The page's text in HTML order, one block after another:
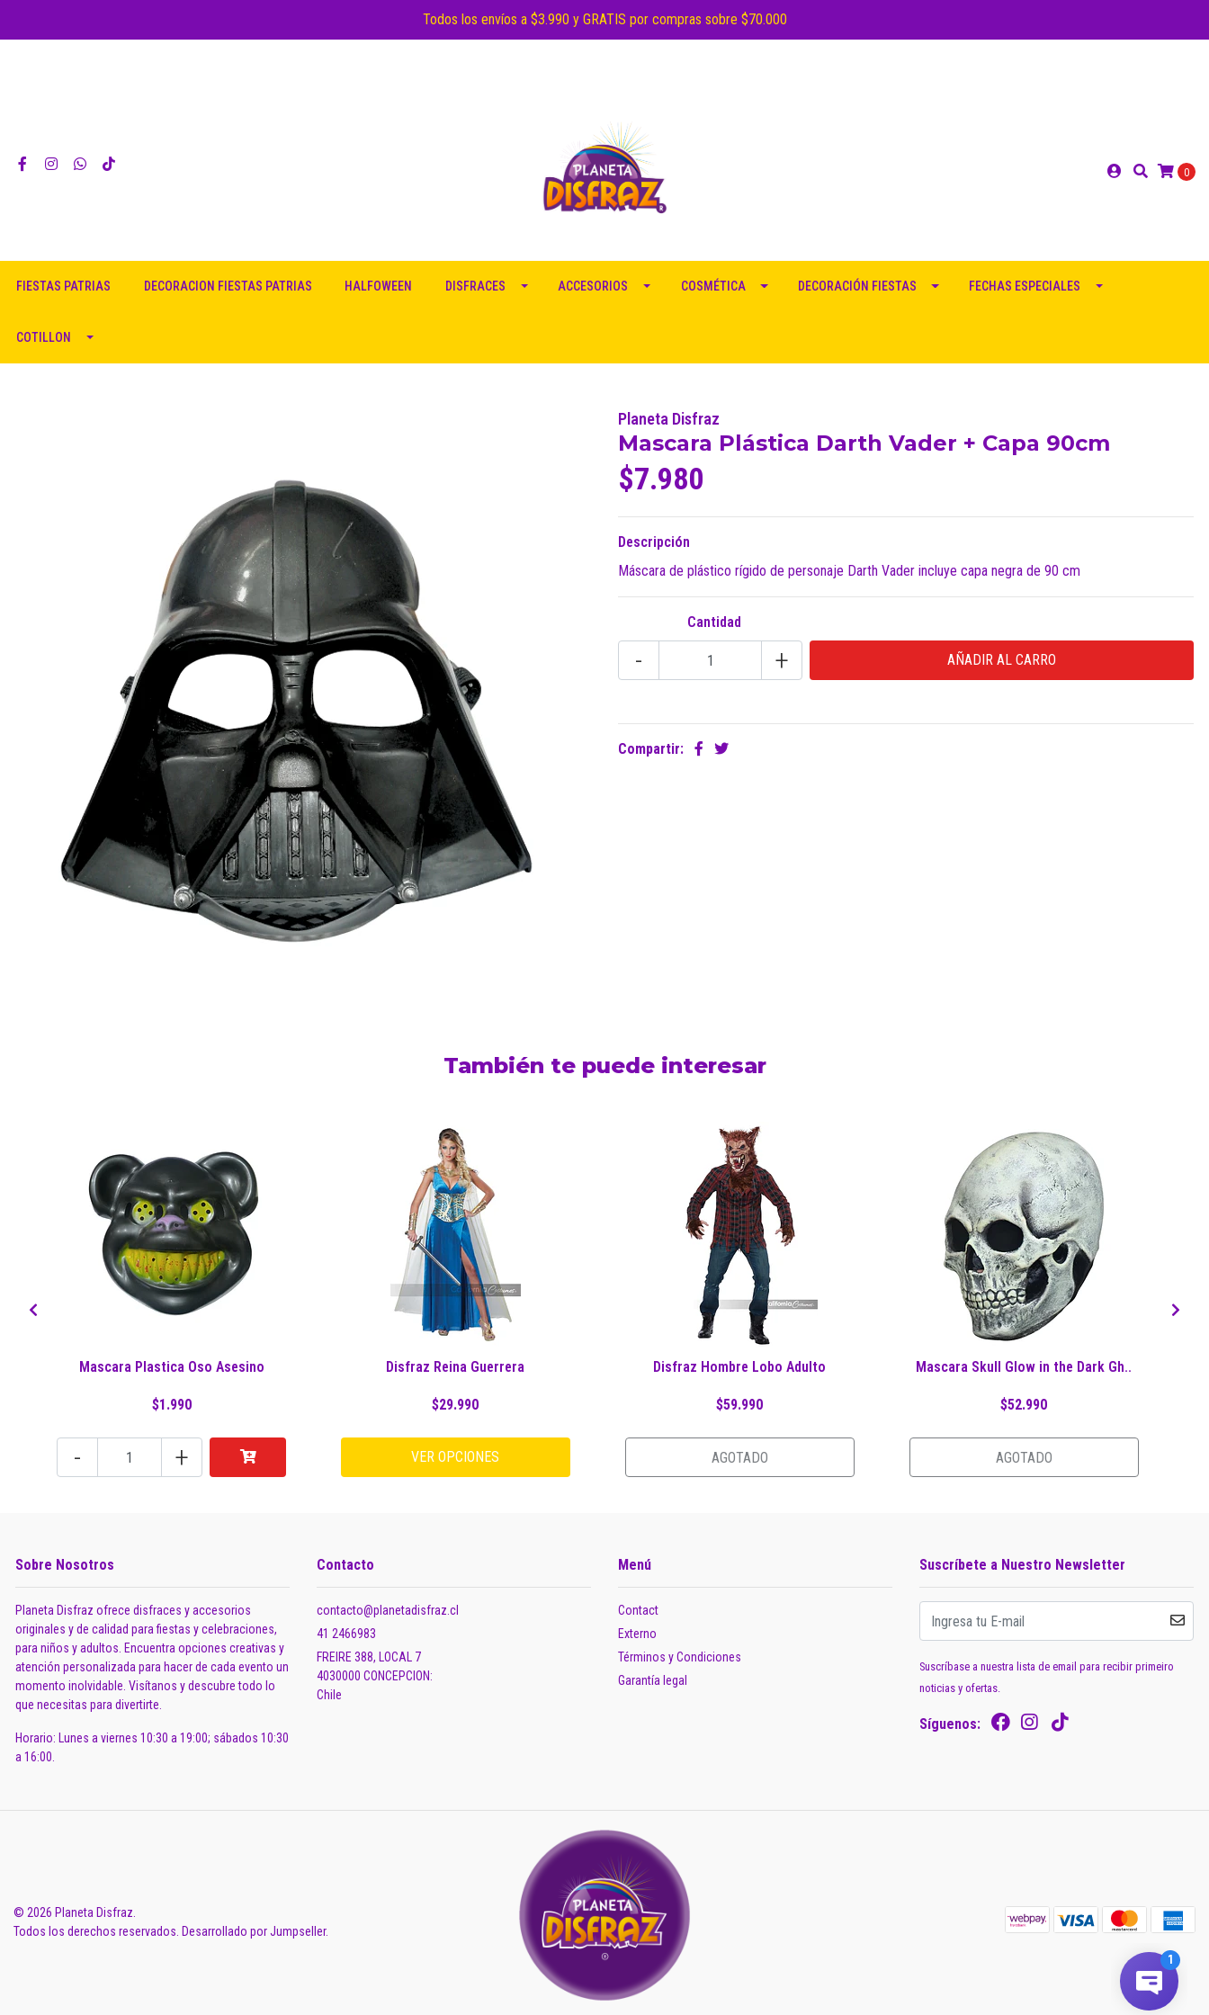
Todos los envíos a $3.990 y GRATIS por compras sobre $70.000
0
FIESTAS PATRIAS DECORACION FIESTAS PATRIAS HALFOWEEN DISFRACES ACCESORIOS COSMÉTICA DECORACIÓN FIESTAS FECHAS ESPECIALES
COTILLON
Planeta Disfraz
Mascara Plástica Darth Vader + Capa 90cm
$7.980
Descripción
Máscara de plástico rígido de personaje Darth Vader incluye capa negra de 90 cm
Cantidad
- +
Compartir:
También te puede interesar
Mascara Plastica Oso Asesino
$1.990
- +
Disfraz Reina Guerrera
$29.990
VER OPCIONES
Disfraz Hombre Lobo Adulto
$59.990
AGOTADO
Mascara Skull Glow in the Dark Gh..
$52.990
AGOTADO
Sobre Nosotros
Planeta Disfraz ofrece disfraces y accesorios
originales y de calidad para fiestas y celebraciones,
para niños y adultos. Encuentra opciones creativas y
atención personalizada para hacer de cada evento un
momento inolvidable. Visítanos y descubre todo lo
que necesitas para divertirte.
Horario: Lunes a viernes 10:30 a 19:00; sábados 10:30
a 16:00.
Contacto
contacto@planetadisfraz.cl
41 2466983
FREIRE 388, LOCAL 7
4030000 CONCEPCION:
Chile
Menú
Contact
Externo
Términos y Condiciones
Garantía legal
Suscríbete a Nuestro Newsletter
Suscríbase a nuestra lista de email para recibir primeiro
noticias y ofertas.
Síguenos:
© 2026 Planeta Disfraz.
Todos los derechos reservados. Desarrollado por Jumpseller.